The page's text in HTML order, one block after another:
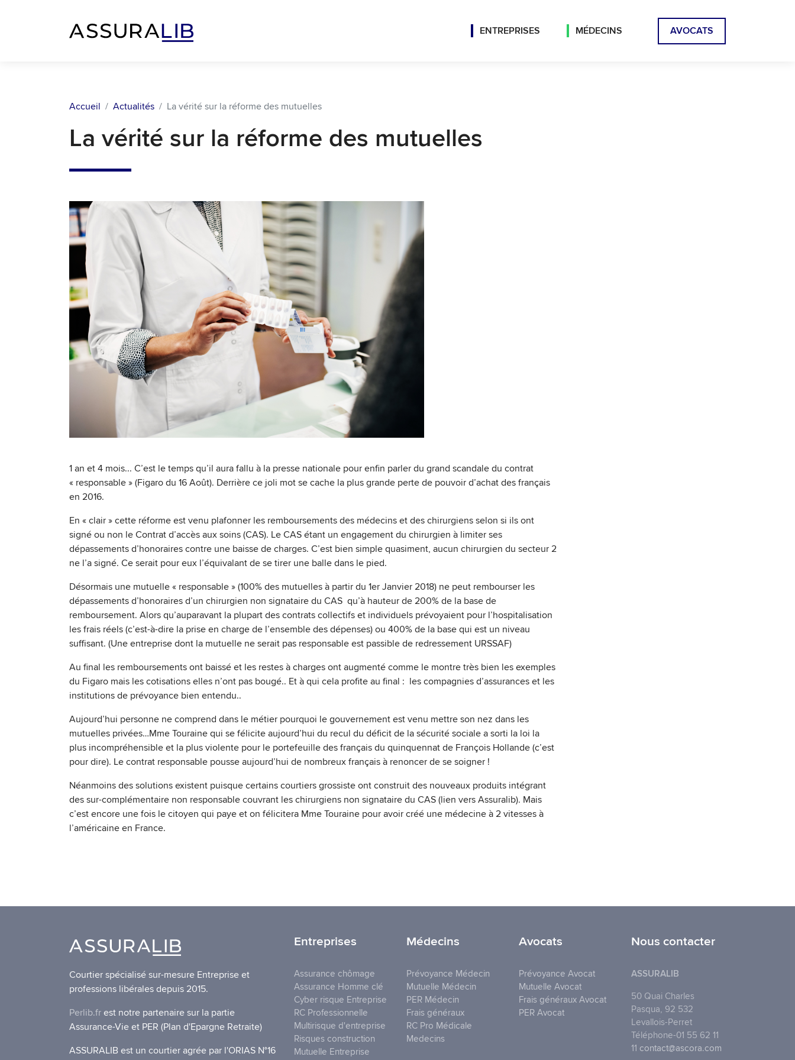
ENTREPRISES MÉDECINS AVOCATS
Accueil Actualités La vérité sur la réforme des mutuelles
La vérité sur la réforme des mutuelles
1 an et 4 mois... C’est le temps qu’il aura fallu à la presse nationale pour enfin parler du grand scandale du contrat
« responsable » (Figaro du 16 Août). Derrière ce joli mot se cache la plus grande perte de pouvoir d’achat des français
en 2016.
En « clair » cette réforme est venu plafonner les remboursements des médecins et des chirurgiens selon si ils ont
signé ou non le Contrat d’accès aux soins (CAS). Le CAS étant un engagement du chirurgien à limiter ses
dépassements d’honoraires contre une baisse de charges. C’est bien simple quasiment, aucun chirurgien du secteur 2
ne l’a signé. Ce serait pour eux l’équivalant de se tirer une balle dans le pied.
Désormais une mutuelle « responsable » (100% des mutuelles à partir du 1er Janvier 2018) ne peut rembourser les
dépassements d’honoraires d’un chirurgien non signataire du CAS qu’à hauteur de 200% de la base de
remboursement. Alors qu’auparavant la plupart des contrats collectifs et individuels prévoyaient pour l’hospitalisation
les frais réels (c’est-à-dire la prise en charge de l’ensemble des dépenses) ou 400% de la base qui est un niveau
suffisant. (Une entreprise dont la mutuelle ne serait pas responsable est passible de redressement URSSAF)
Au final les remboursements ont baissé et les restes à charges ont augmenté comme le montre très bien les exemples
du Figaro mais les cotisations elles n’ont pas bougé.. Et à qui cela profite au final : les compagnies d’assurances et les
institutions de prévoyance bien entendu..
Aujourd’hui personne ne comprend dans le métier pourquoi le gouvernement est venu mettre son nez dans les
mutuelles privées…Mme Touraine qui se félicite aujourd’hui du recul du déficit de la sécurité sociale a sorti la loi la
plus incompréhensible et la plus violente pour le portefeuille des français du quinquennat de François Hollande (c’est
pour dire). Le contrat responsable pousse aujourd’hui de nombreux français à renoncer de se soigner !
Néanmoins des solutions existent puisque certains courtiers grossiste ont construit des nouveaux produits intégrant
des sur-complémentaire non responsable couvrant les chirurgiens non signataire du CAS (lien vers Assuralib). Mais
c’est encore une fois le citoyen qui paye et on félicitera Mme Touraine pour avoir créé une médecine à 2 vitesses à
l’américaine en France.
Courtier spécialisé sur-mesure Entreprise et
professions libérales depuis 2015.
Perlib.fr est notre partenaire sur la partie
Assurance-Vie et PER (Plan d'Epargne Retraite)
ASSURALIB est un courtier agrée par l'ORIAS N°16
Entreprises
Assurance chômage
Assurance Homme clé
Cyber risque Entreprise
RC Professionnelle
Multirisque d'entreprise
Risques construction
Mutuelle Entreprise
Médecins
Prévoyance Médecin
Mutuelle Médecin
PER Médecin
Frais généraux
RC Pro Médicale
Medecins
Avocats
Prévoyance Avocat
Mutuelle Avocat
Frais généraux Avocat
PER Avocat
Nous contacter
ASSURALIB
50 Quai Charles
Pasqua, 92 532
Levallois-Perret
Téléphone-01 55 62 11
11 contact@ascora.com